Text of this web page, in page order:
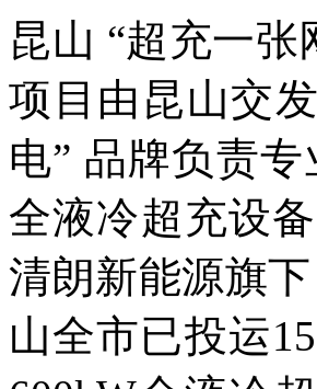
昆山 “超充一
项目由昆山交
电” 品牌负责
全液冷超充设
清朗新能源旗
山全市已投运